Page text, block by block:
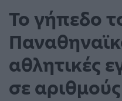
Το γήπεδο
αθλητικές
σε αριθμούς